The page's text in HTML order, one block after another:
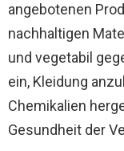
angebotenen
nachhaltigen
und vegetabil
ein, Kleidung
Chemikalien
Gesundheit der